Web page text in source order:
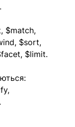
$match,
$sort,
$limit.